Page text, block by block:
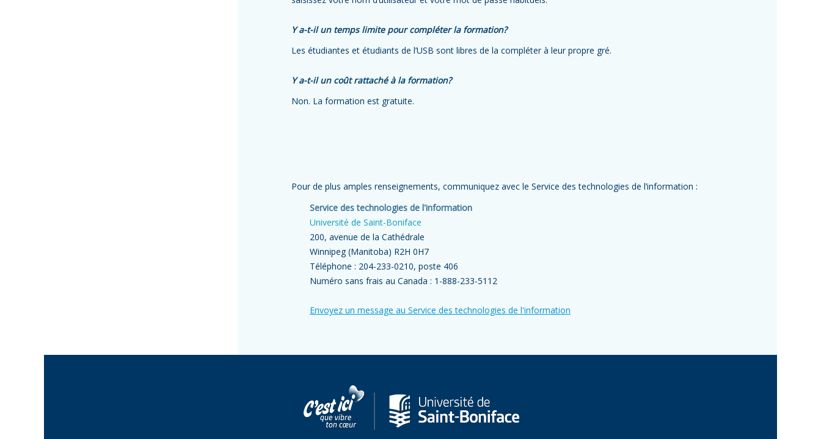
Y a-t-il un temps limite pour compléter la formation?
Les étudiantes et étudiants de l’USB sont libres de la compléter à leur propre gré.
Y a-t-il un coût rattaché à la formation?
Non. La formation est gratuite.
Pour de plus amples renseignements, communiquez avec le Service des technologies de l’information :
Service des technologies de l'information
Université de Saint-Boniface
200, avenue de la Cathédrale
Winnipeg (Manitoba) R2H 0H7
Téléphone : 204-233-0210, poste 406
Numéro sans frais au Canada : 1-888-233-5112
Envoyez un message au Service des technologies de l'information